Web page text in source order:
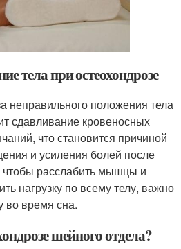
тела при остеохондрозе
неправильного положения тела
сдавливание кровеносных
что становится причиной
и усиления болей после
расслабить мышцы и
нагрузку по всему телу, важно
во время сна.
шейного отдела?